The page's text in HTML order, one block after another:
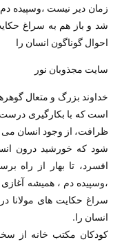
زمان دیر نیست ،وسپیده دم
شد و باز هم به سراغ
احوال گوناگون انسان را
سايت مجذوبان نور
خداوند بزرگ و متعال
است که با بکارگیری
ظرافت، از وجود انسان
شود که خورشید درون
افسرد، تا بهار از راه
،وسپیده دم ، همیشه
سراغ حکایت های مولانا
انسان را.
کودکان مکتب خانه از